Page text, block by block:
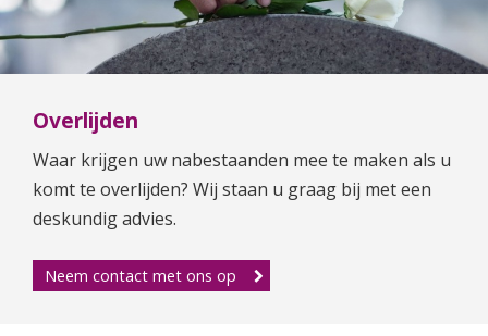
Overlijden
Waar krijgen uw nabestaanden mee te maken als u
komt te overlijden? Wij staan u graag bij met een
deskundig advies.
Neem contact met ons op